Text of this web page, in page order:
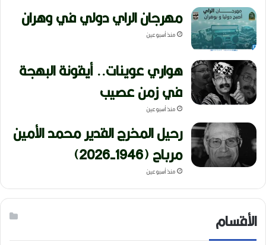
مهرجان الراي دولي في وهران
منذ أسبوعين
هواري عوينات.. أيقونة البهجة
في زمن عصيب
منذ أسبوعين
رحيل المخرج القدير محمد الأمين
مرباح (1946-2026)
منذ أسبوعين
الأقسام